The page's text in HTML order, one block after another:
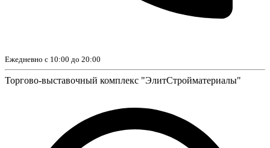
Ежедневно с 10:00 до 20:00
Торгово-выставочный комплекс "ЭлитСтройматериалы"